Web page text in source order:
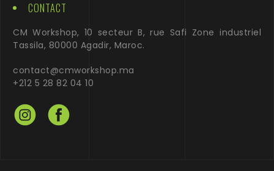
CONTACT
CM Workshop, 10 secteur B, rue Safi Zone industriel
Tassila, 80000 Agadir, Maroc.
contact@cmworkshop.ma
+212 5 28 82 04 10